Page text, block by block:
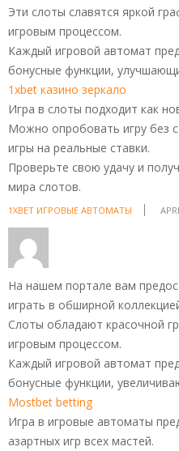
Эти слоты славятся яркой
игровым процессом.
Каждый игровой автомат
бонусные функции,
1xbet казино зеркало
Игра в слоты подходит как
Можно опробовать игру без
игры на реальные ставки.
Проверьте свою удачу и
мира слотов.
1XBET ИГРОВЫЕ АВТОМАТЫ
На нашем портале вам
играть в обширной
Слоты обладают красочной
игровым процессом.
Каждый игровой автомат
бонусные функции,
Mostbet betting
Игра в игровые автоматы
азартных игр всех мастей.